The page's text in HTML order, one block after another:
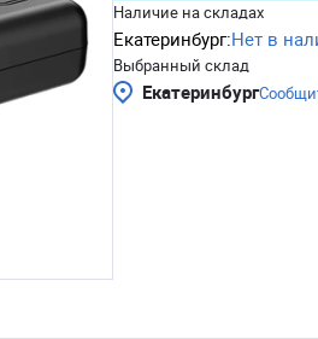
Наличие на складах
Екатеринбург:Нет в
Выбранный склад
Екатеринбург